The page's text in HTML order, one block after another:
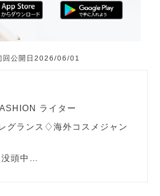
公開日2026/06/01
ライター
グランス♢海外コスメジャン
頭中…